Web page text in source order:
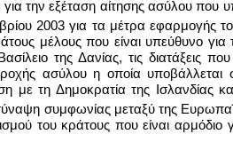
την εξέταση αίτησης ασύλου που
2003 για τα μέτρα εφαρμογής
μέλους που είναι υπεύθυνο
της Δανίας, τις διατάξεις
ασύλου η οποία
τη Δημοκρατία της Ισλανδίας
συμφωνίας μεταξύ της
του κράτους που είναι αρμόδιο